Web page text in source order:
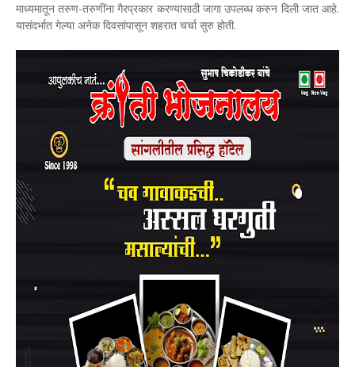
माध्यमातून तरुण-तरुणींना गैरप्रकार करण्यासाठी जागा उपलब्ध करुन दिली जात आहे.
यासंदर्भात गेल्या अनेक दिवसांपासून शहरात चर्चा सुरु होती.